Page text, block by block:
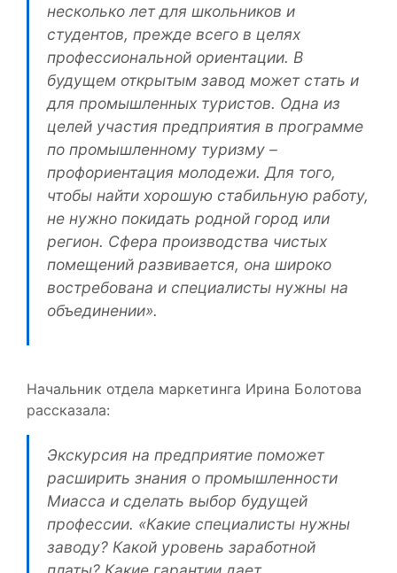
несколько лет для школьников и
студентов, прежде всего в целях
профессиональной ориентации. В
будущем открытым завод может стать и
для промышленных туристов. Одна из
целей участия предприятия в программе
по промышленному туризму –
профориентация молодежи. Для того,
чтобы найти хорошую стабильную работу,
не нужно покидать родной город или
регион. Сфера производства чистых
помещений развивается, она широко
востребована и специалисты нужны на
объединении».
Начальник отдела маркетинга Ирина Болотова
рассказала:
Экскурсия на предприятие поможет
расширить знания о промышленности
Миасса и сделать выбор будущей
профессии. «Какие специалисты нужны
заводу? Какой уровень заработной